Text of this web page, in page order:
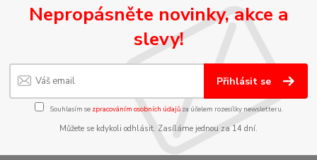
Nepropásněte novinky, akce a
slevy!
Přihlásit se
Souhlasím se zpracováním osobních údajůza účelem rozesílky newsletteru.
Můžete se kdykoli odhlásit. Zasíláme jednou za 14 dní.